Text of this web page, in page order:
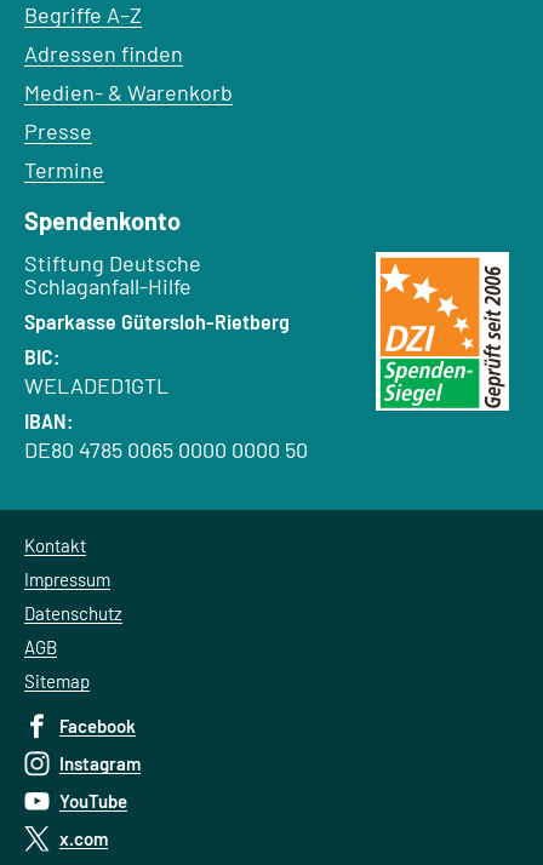
Begriffe A–Z
Adressen finden
Medien- & Warenkorb
Presse
Termine
Spendenkonto
Empfänger:
Stiftung Deutsche
Schlaganfall-Hilfe
Bank:
Sparkasse Gütersloh-Rietberg
BIC:
WELADED1GTL
IBAN:
DE80 4785 0065 0000 0000 50
Kontakt
Impressum
Datenschutz
AGB
Sitemap
Facebook
Instagram
YouTube
x.com